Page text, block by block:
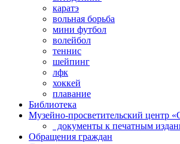
каратэ
вольная борьба
мини футбол
волейбол
теннис
шейпинг
лфк
хоккей
плавание
Библиотека
Музейно-просветительский центр
документы к печатным
Обращения граждан